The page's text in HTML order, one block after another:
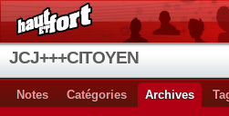
JCJ+++CITOYEN
Notes Catégories Archives